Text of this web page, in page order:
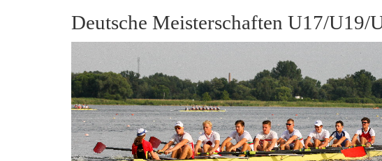
Deutsche Meisterschaften U17/